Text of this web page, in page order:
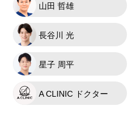
山田 哲雄
長谷川 光
星子 周平
A CLINIC ドクター